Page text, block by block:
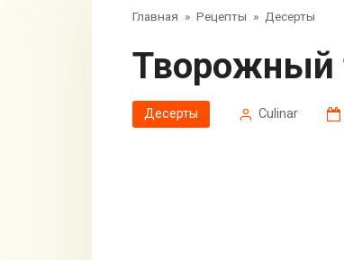
Главная » Рецепты » Десерты
Творожный
Десерты Сulinar